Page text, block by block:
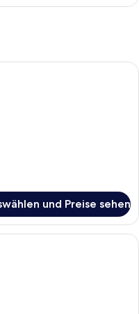
| Kostenlose
und Preise sehen
| Kostenlose